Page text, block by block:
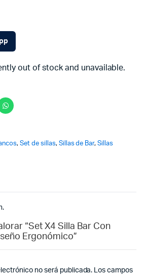
out of stock and unavailable.
,Set de sillas, Sillas de Bar,Sillas
“Set X4 Silla Bar Con
Ergonómico”
no será publicada. Los campos